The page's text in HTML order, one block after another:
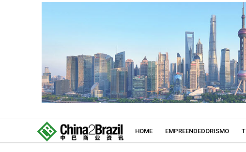
HOME EMPREENDEDORISMO